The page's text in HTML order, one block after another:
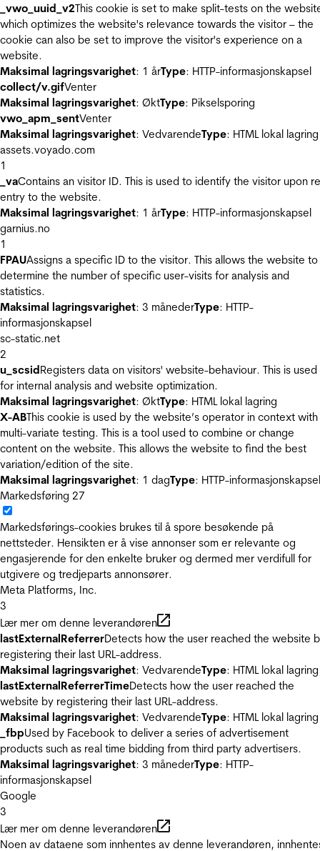
_vwo_uuid_v2This cookie is set to make split-tests on the
which optimizes the website's relevance towards the visitor – the
cookie can also be set to improve the visitor's experience on a
website.
Maksimal lagringsvarighet: 1 årType: HTTP-informasjonskapsel
collect/v.gifVenter
Maksimal lagringsvarighet: ØktType: Pikselsporing
vwo_apm_sentVenter
Maksimal lagringsvarighet: VedvarendeType: HTML lokal lagring
assets.voyado.com
1
_vaContains an visitor ID. This is used to identify the visitor upon
entry to the website.
Maksimal lagringsvarighet: 1 årType: HTTP-informasjonskapsel
garnius.no
1
FPAUAssigns a specific ID to the visitor. This allows the website to
determine the number of specific user-visits for analysis and
statistics.
Maksimal lagringsvarighet: 3 månederType: HTTP-
informasjonskapsel
sc-static.net
2
u_scsidRegisters data on visitors' website-behaviour. This is used
for internal analysis and website optimization.
Maksimal lagringsvarighet: ØktType: HTML lokal lagring
X-ABThis cookie is used by the website’s operator in context with
multi-variate testing. This is a tool used to combine or change
content on the website. This allows the website to find the best
variation/edition of the site.
Maksimal lagringsvarighet: 1 dagType: HTTP-informasjonskapsel
Markedsføring 27
Markedsførings-cookies brukes til å spore besøkende på
nettsteder. Hensikten er å vise annonser som er relevante og
engasjerende for den enkelte bruker og dermed mer verdifull for
utgivere og tredjeparts annonsører.
Meta Platforms, Inc.
3
Lær mer om denne leverandøren
lastExternalReferrerDetects how the user reached the website
registering their last URL-address.
Maksimal lagringsvarighet: VedvarendeType: HTML lokal lagring
lastExternalReferrerTimeDetects how the user reached the
website by registering their last URL-address.
Maksimal lagringsvarighet: VedvarendeType: HTML lokal lagring
_fbpUsed by Facebook to deliver a series of advertisement
products such as real time bidding from third party advertisers.
Maksimal lagringsvarighet: 3 månederType: HTTP-
informasjonskapsel
Google
3
Lær mer om denne leverandøren
Noen av dataene som innhentes av denne leverandøren,